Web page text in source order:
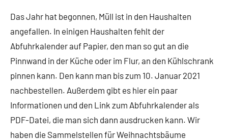
Themen
Das Jahr hat begonnen, Müll ist in den Haushalten
angefallen. In einigen Haushalten fehlt der
Abfuhrkalender auf Papier, den man so gut an die
Pinnwand in der Küche oder im Flur, an den Kühlschrank
pinnen kann. Den kann man bis zum 10. Januar 2021
nachbestellen. Außerdem gibt es hier ein paar
Informationen und den Link zum Abfuhrkalender als
PDF-Datei, die man sich dann ausdrucken kann. Wir
haben die Sammelstellen für Weihnachtsbäume